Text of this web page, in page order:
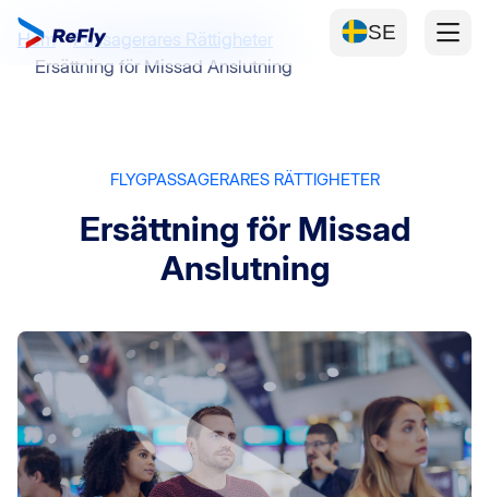
SE
Hem
Passagerares Rättigheter
Ersättning för Missad Anslutning
FLYGPASSAGERARES RÄTTIGHETER
Ersättning för Missad
Anslutning